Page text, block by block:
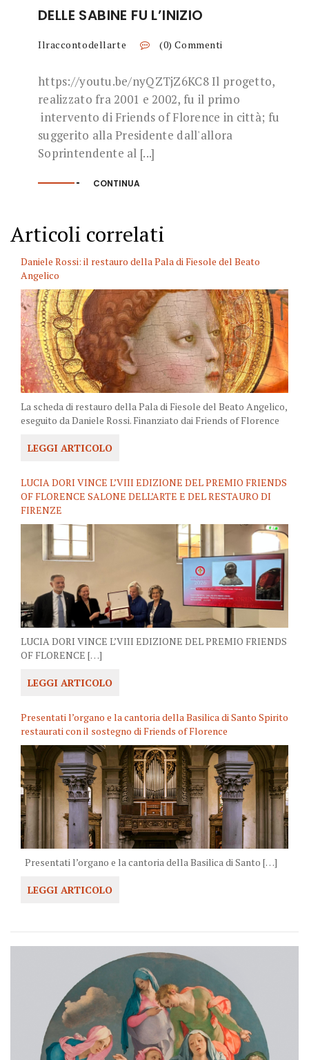
DELLE SABINE FU L’INIZIO
Ilraccontodellarte (0) Commenti
https://youtu.be/nyQZTjZ6KC8 Il progetto,
realizzato fra 2001 e 2002, fu il primo
intervento di Friends of Florence in città; fu
suggerito alla Presidente dall'allora
Soprintendente al [...]
CONTINUA
Articoli correlati
Daniele Rossi: il restauro della Pala di Fiesole del Beato
Angelico
La scheda di restauro della Pala di Fiesole del Beato Angelico,
eseguito da Daniele Rossi. Finanziato dai Friends of Florence
LEGGI ARTICOLO
LUCIA DORI VINCE L’VIII EDIZIONE DEL PREMIO FRIENDS
OF FLORENCE SALONE DELL’ARTE E DEL RESTAURO DI
FIRENZE
LUCIA DORI VINCE L’VIII EDIZIONE DEL PREMIO FRIENDS
OF FLORENCE […]
LEGGI ARTICOLO
Presentati l’organo e la cantoria della Basilica di Santo Spirito
restaurati con il sostegno di Friends of Florence
Presentati l’organo e la cantoria della Basilica di Santo […]
LEGGI ARTICOLO